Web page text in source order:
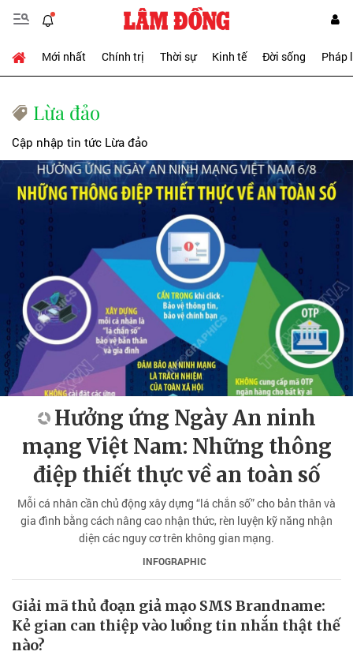
Mới nhất Chính trị Thời sự Kinh tế Đời sống Pháp
Lừa đảo
Cập nhập tin tức Lừa đảo
Hưởng ứng Ngày An ninh
mạng Việt Nam: Những thông
điệp thiết thực về an toàn số
Mỗi cá nhân cần chủ động xây dựng “lá chắn số” cho bản thân và
gia đình bằng cách nâng cao nhận thức, rèn luyện kỹ năng nhận
diện các nguy cơ trên không gian mạng.
INFOGRAPHIC
Giải mã thủ đoạn giả mạo SMS Brandname:
Kẻ gian can thiệp vào luồng tin nhắn thật thế
nào?